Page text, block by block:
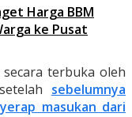
Harga BBM
ke Pusat
terbuka oleh
sebelumnya
masukan dari